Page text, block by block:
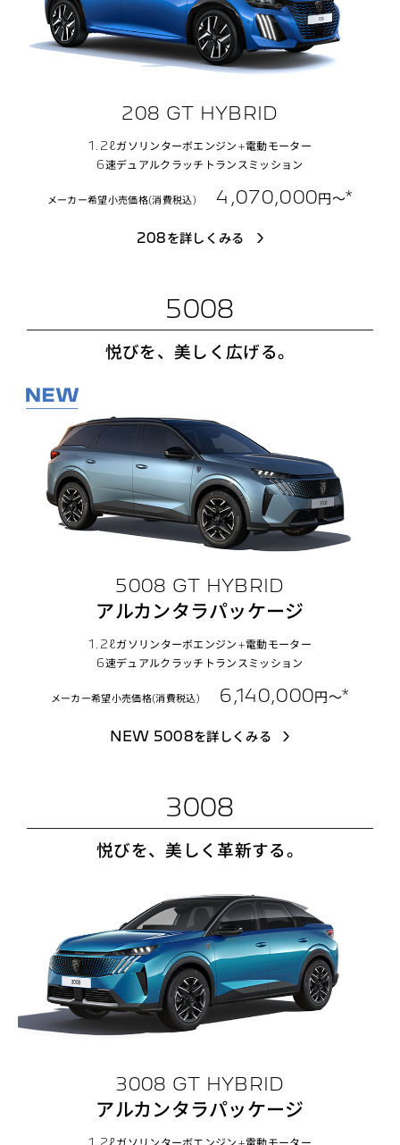
208 GT HYBRID
1.2ℓガソリンターボエンジン+電動モーター
6速デュアルクラッチトランスミッション
メーカー希望小売価格(消費税込) 4,070,000円〜*
208を詳しくみる
5008
悦びを、美しく広げる。
5008 GT HYBRID
アルカンタラパッケージ
1.2ℓガソリンターボエンジン+電動モーター
6速デュアルクラッチトランスミッション
メーカー希望小売価格(消費税込) 6,140,000円〜*
NEW 5008を詳しくみる
3008
悦びを、美しく革新する。
3008 GT HYBRID
アルカンタラパッケージ
1.2ℓガソリンターボエンジン+電動モーター